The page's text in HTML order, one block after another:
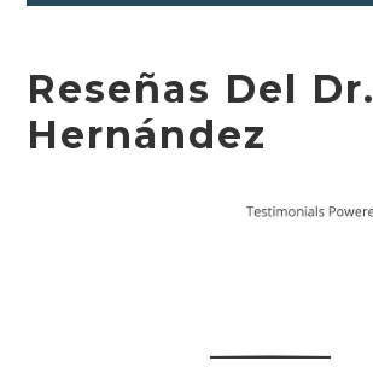
Reseñas Del Dr.
Hernández